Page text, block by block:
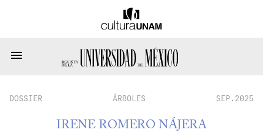
DOSSIER ÁRBOLES SEP.2025
IRENE ROMERO NÁJERA